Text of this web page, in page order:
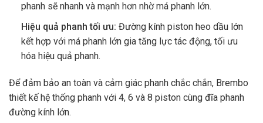
phanh sẽ nhanh và mạnh hơn nhờ má phanh lớn.
Hiệu quả phanh tối ưu: Đường kính piston heo dầu lớn
kết hợp với má phanh lớn gia tăng lực tác động, tối ưu
hóa hiệu quả phanh.
Để đảm bảo an toàn và cảm giác phanh chắc chắn, Brembo
thiết kế hệ thống phanh với 4, 6 và 8 piston cùng đĩa phanh
đường kính lớn.